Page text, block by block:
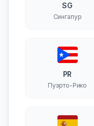
SG
Сингапур
PR
Пуэрто-Рико